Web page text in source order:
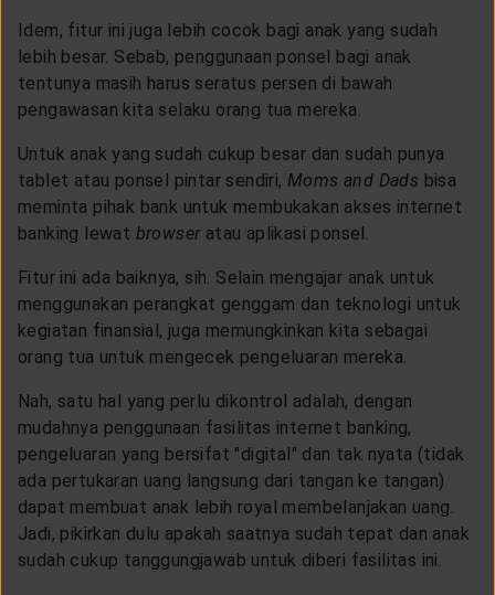
Idem, fitur ini juga lebih cocok bagi anak yang sudah
lebih besar. Sebab, penggunaan ponsel bagi anak
tentunya masih harus seratus persen di bawah
pengawasan kita selaku orang tua mereka.
Untuk anak yang sudah cukup besar dan sudah punya
tablet atau ponsel pintar sendiri, Moms and Dads bisa
meminta pihak bank untuk membukakan akses internet
banking lewat browseratau aplikasi ponsel.
Fitur ini ada baiknya, sih. Selain mengajar anak untuk
menggunakan perangkat genggam dan teknologi untuk
kegiatan finansial, juga memungkinkan kita sebagai
orang tua untuk mengecek pengeluaran mereka.
Nah, satu hal yang perlu dikontrol adalah, dengan
mudahnya penggunaan fasilitas internet banking,
pengeluaran yang bersifat "digital" dan tak nyata (tidak
ada pertukaran uang langsung dari tangan ke tangan)
dapat membuat anak lebih royal membelanjakan uang.
Jadi, pikirkan dulu apakah saatnya sudah tepat dan anak
sudah cukup tanggungjawab untuk diberi fasilitas ini.